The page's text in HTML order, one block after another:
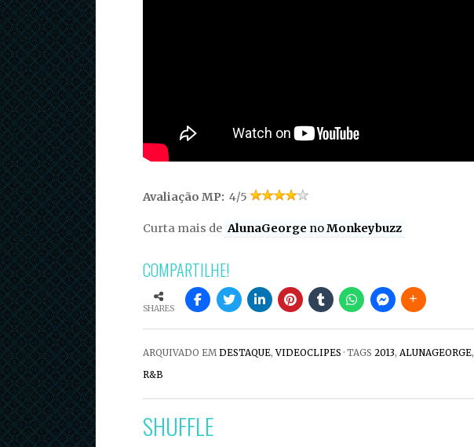
Avaliação MP: 4/5
Curta mais de AlunaGeorge noMonkeybuzz
COMPARTILHE!
SHARES
ARQUIVADO EMDESTAQUE,VIDEOCLIPES · TAGS 2013, ALUNAGEORGE,
R&B
SHUFFLE